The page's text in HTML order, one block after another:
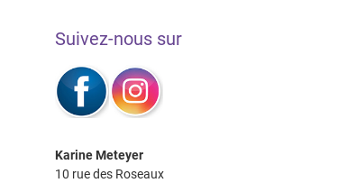
Suivez-nous sur
Karine Meteyer
10 rue des Roseaux